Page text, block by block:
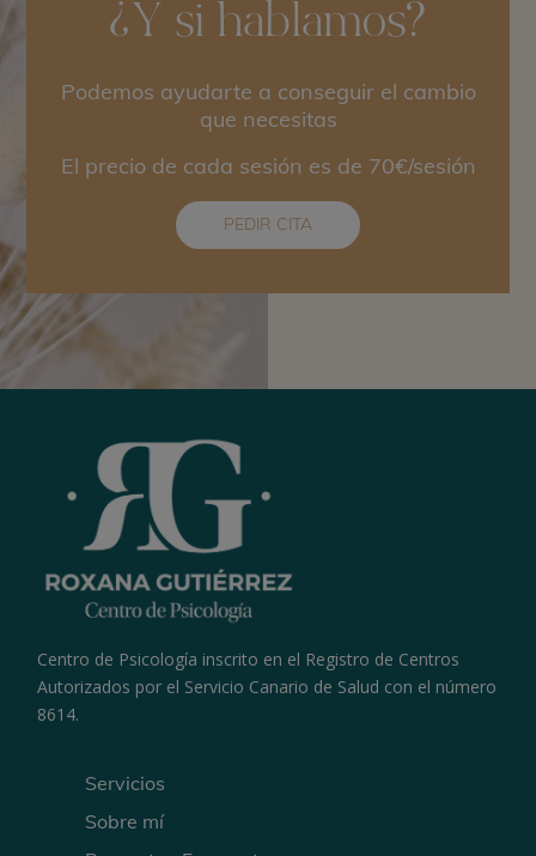
¿Y si hablamos?
Podemos ayudarte a conseguir el cambio
que necesitas
El precio de cada sesión es de 70€/sesión
PEDIR CITA
Centro de Psicología inscrito en el Registro de Centros
Autorizados por el Servicio Canario de Salud con el número
8614.
Servicios
Sobre mí